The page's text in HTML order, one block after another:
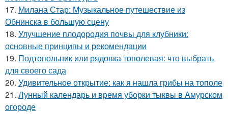
17. Милана Стар: Музыкальное путешествие из
Обнинска в большую сцену
18. Улучшение плодородия почвы для клубники:
основные принципы и рекомендации
19. Подтопольник или рядовка тополевая: что выбрать
для своего сада
20. Удивительное открытие: как я нашла грибы на тополе
21. Лунный календарь и время уборки тыквы в Амурском
огороде